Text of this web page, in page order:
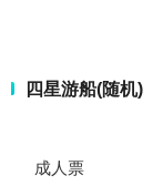
四星游船(随机)
成人票